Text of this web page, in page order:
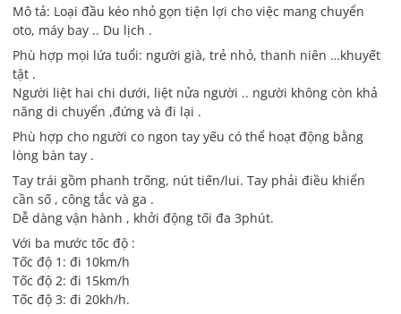
Mô tả: Loại đầu kéo nhỏ gọn tiện lợi cho việc mang chuyển
oto, máy bay .. Du lịch .
Phù hợp mọi lứa tuổi: người già, trẻ nhỏ, thanh niên …khuyết
tật .
Người liệt hai chi dưới, liệt nửa người .. người không còn khả
năng di chuyển ,đứng và đi lại .
Phù hợp cho người co ngon tay yếu có thể hoạt động bằng
lòng bàn tay .
Tay trái gồm phanh trống, nút tiến/lui. Tay phải điều khiển
cần số , công tắc và ga .
Dễ dàng vận hành , khởi động tối đa 3phút.
Với ba mước tốc độ :
Tốc độ 1: đi 10km/h
Tốc độ 2: đi 15km/h
Tốc độ 3: đi 20kh/h.